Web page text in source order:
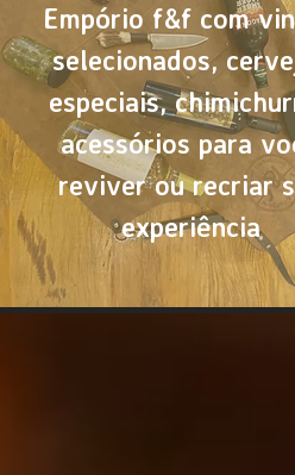
Empório f&f com
selecionados,
especiais,
acessórios para
reviver ou recriar
experiência